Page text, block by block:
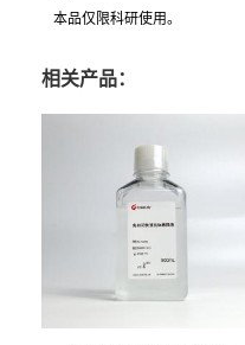
本品仅限科研使用。
相关产品：